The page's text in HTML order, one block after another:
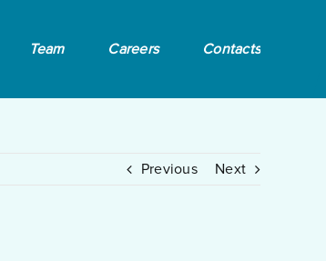
Team Careers Contacts
Previous Next